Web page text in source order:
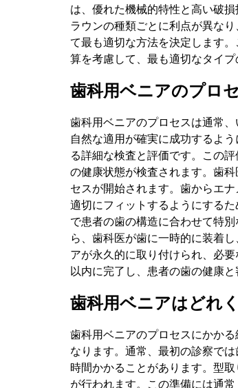
は、優れた機械的特性と高い破
ラウンの種類ごとに利点が異な
て最も適切な方法を決定します
算を考慮して、最も適切なタイ
歯科用ベニアのプロ
歯科用ベニアのプロセスは通常
自然な適用が確実に成功するよ
る詳細な検査と評価です。この
の健康状態が検査されます。歯
セスが開始されます。歯からエ
適切にフィットするようにする
で患者の歯の構造に合わせて特
ら、歯科医が歯に一時的に装着
アが永久的に取り付けられ、必
以内に完了し、患者の歯の健康
歯科用ベニアはどれ
歯科用ベニアのプロセスにかか
なります。通常、最初の診察で
時間かかることがあります。型
が行われます。この準備には通